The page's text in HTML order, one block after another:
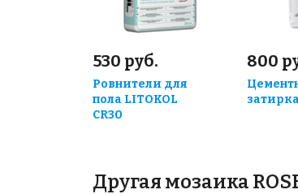
530 руб.
Ровнители для
пола LITOKOL
CR30
800
Другая мозаика